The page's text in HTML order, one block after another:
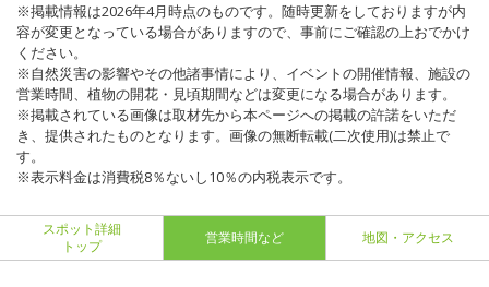
※掲載情報は2026年4月時点のものです。随時更新をしておりますが内
容が変更となっている場合がありますので、事前にご確認の上おでかけ
ください。
※自然災害の影響やその他諸事情により、イベントの開催情報、施設の
営業時間、植物の開花・見頃期間などは変更になる場合があります。
※掲載されている画像は取材先から本ページへの掲載の許諾をいただ
き、提供されたものとなります。画像の無断転載(二次使用)は禁止で
す。
※表示料金は消費税8％ないし10％の内税表示です。
スポット詳細
トップ
営業時間など 地図・アクセス